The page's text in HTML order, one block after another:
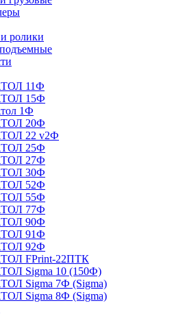
ролики
11Ф
15Ф
1Ф
20Ф
22 v2Ф
25Ф
27Ф
30Ф
52Ф
55Ф
77Ф
90Ф
91Ф
92Ф
FPrint-22ПТК
Sigma 10 (150Ф)
Sigma 7Ф (Sigma)
Sigma 8Ф (Sigma)